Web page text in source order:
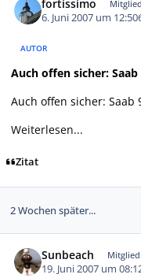
fortissimo Mitglied
6. Juni 2007 um 12:50
AUTOR
Auch offen sicher:
Auch offen sicher:
Weiterlesen...
Zitat
2 Wochen später...
Sunbeach Mitglied
19. Juni 2007 um